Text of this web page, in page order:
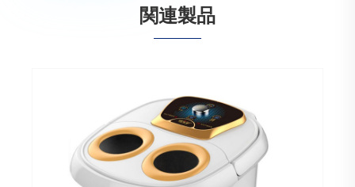
関連製品
糖尿病患者のためのフットスパマッサージ
もっと見る >>